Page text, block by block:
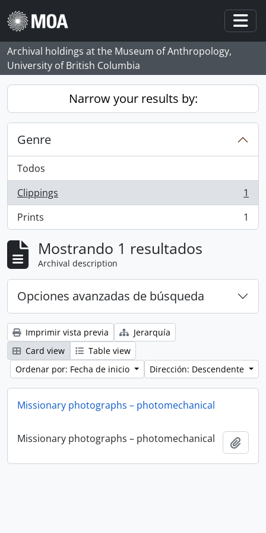
Skip to main content
Archival holdings at the Museum of Anthropology,
University of British Columbia
Narrow your results by:
Genre
Todos
Clippings
, 1 resultados
1
Prints
, 1 resultados 1
Mostrando 1 resultados
Archival description
Opciones avanzadas de búsqueda
Imprimir vista previa
Jerarquía
Card view
Table view
Ordenar por: Fecha de inicio
Dirección: Descendente
Missionary photographs – photomechanical
Missionary photographs – photomechanical